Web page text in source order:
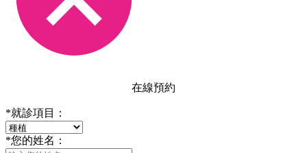
在線預約
*就診項目：
*您的姓名：